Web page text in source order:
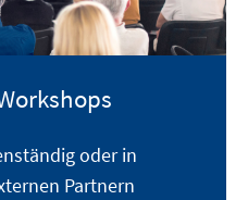
oder in
Partnern